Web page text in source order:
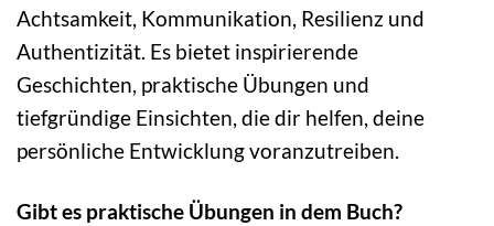
Achtsamkeit, Kommunikation, Resilienz und
Authentizität. Es bietet inspirierende
Geschichten, praktische Übungen und
tiefgründige Einsichten, die dir helfen, deine
persönliche Entwicklung voranzutreiben.
Gibt es praktische Übungen in dem Buch?